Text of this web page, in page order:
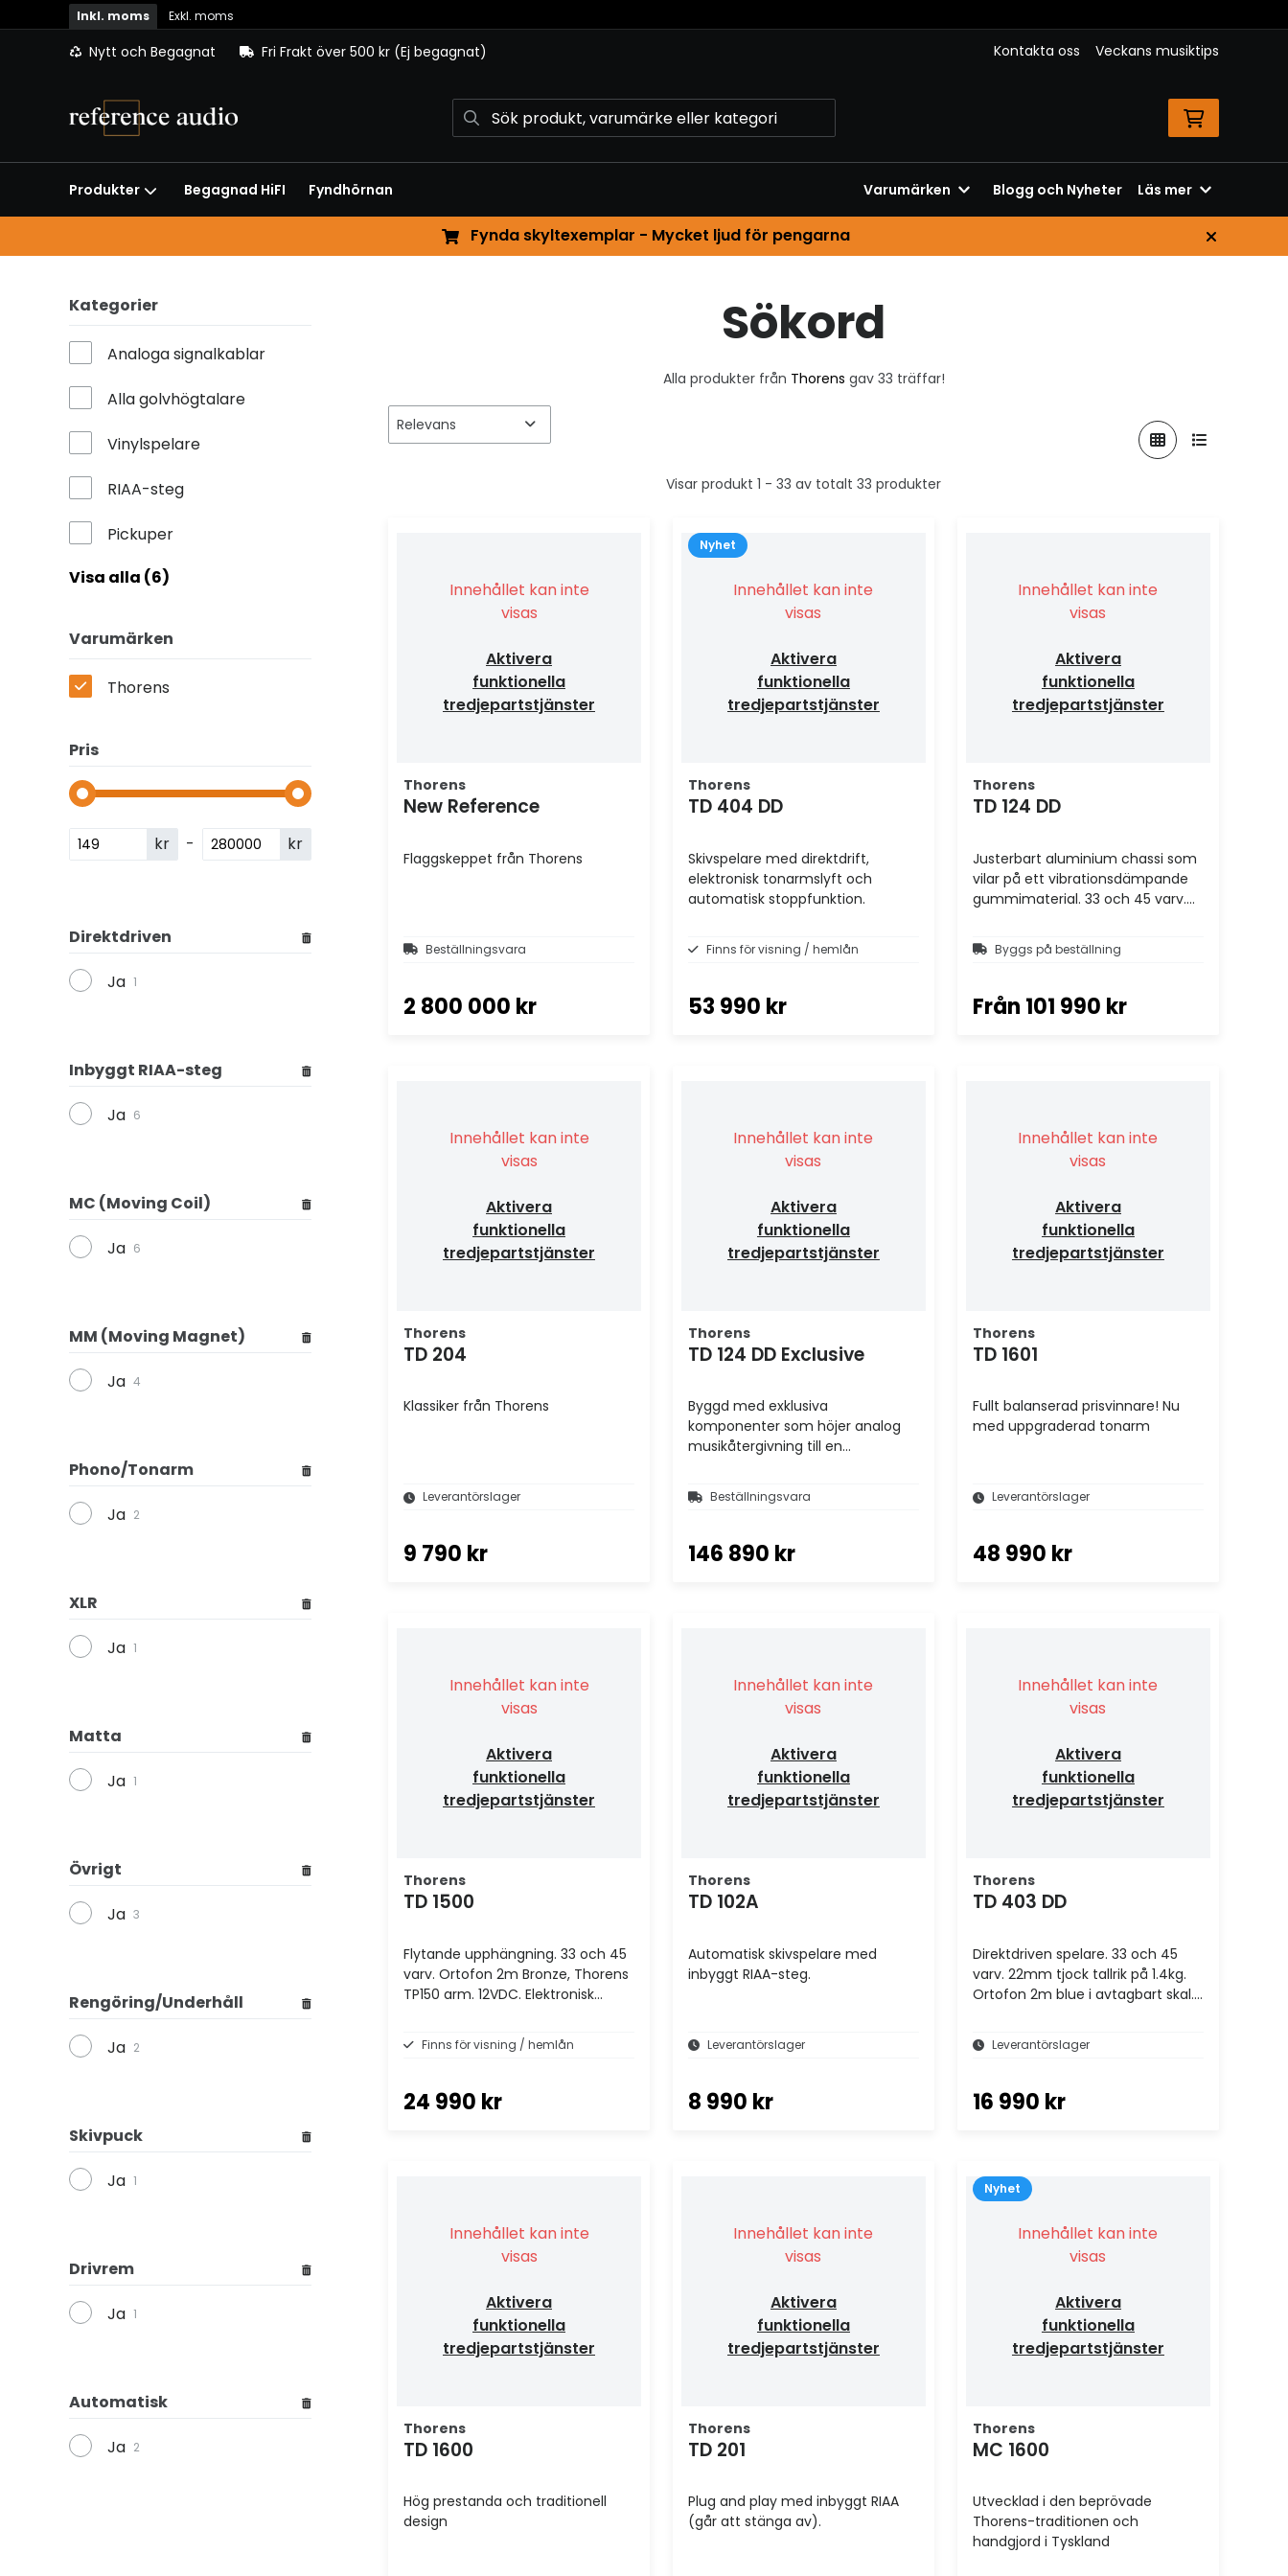
Inkl. moms Exkl. moms
Nytt och Begagnat Fri Frakt över 500 kr (Ej begagnat) Kontakta oss Veckans musiktips
Produkter Begagnad HiFI Fyndhörnan Varumärken Blogg och Nyheter Läs mer
Fynda skyltexemplar - Mycket ljud för pengarna
Kategorier
Analoga signalkablar
Alla golvhögtalare
Vinylspelare
RIAA-steg
Pickuper
Visa alla (6)
Varumärken
Thorens
Pris
kr - kr
Direktdriven
Ja 1
Inbyggt RIAA-steg
Ja 6
MC (Moving Coil)
Ja 6
MM (Moving Magnet)
Ja 4
Phono/Tonarm
Ja 2
XLR
Ja 1
Matta
Ja 1
Övrigt
Ja 3
Rengöring/Underhåll
Ja 2
Skivpuck
Ja 1
Drivrem
Ja 1
Automatisk
Ja 2
Sökord
Alla produkter från Thorens gav 33 träffar!
Visar produkt 1 - 33 av totalt 33 produkter
Innehållet kan inte
visas
Aktivera
funktionella
tredjepartstjänster
Thorens
New Reference
Flaggskeppet från Thorens
Beställningsvara
2 800 000 kr
Nyhet
Innehållet kan inte
visas
Aktivera
funktionella
tredjepartstjänster
Thorens
TD 404 DD
Skivspelare med direktdrift,
elektronisk tonarmslyft och
automatisk stoppfunktion.
Finns för visning / hemlån
53 990 kr
Innehållet kan inte
visas
Aktivera
funktionella
tredjepartstjänster
Thorens
TD 124 DD
Justerbart aluminium chassi som
vilar på ett vibrationsdämpande
gummimaterial. 33 och 45 varv.
ut.
Byggs på beställning
Från 101 990 kr
Innehållet kan inte
visas
Aktivera
funktionella
tredjepartstjänster
Thorens
TD 204
Klassiker från Thorens
Leverantörslager
9 790 kr
Innehållet kan inte
visas
Aktivera
funktionella
tredjepartstjänster
Thorens
TD 124 DD Exclusive
Byggd med exklusiva
komponenter som höjer analog
musikåtergivning till en
Beställningsvara
146 890 kr
Innehållet kan inte
visas
Aktivera
funktionella
tredjepartstjänster
Thorens
TD 1601
Fullt balanserad prisvinnare! Nu
med uppgraderad tonarm
Leverantörslager
48 990 kr
Innehållet kan inte
visas
Aktivera
funktionella
tredjepartstjänster
Thorens
TD 1500
Flytande upphängning. 33 och 45
varv. Ortofon 2m Bronze, Thorens
TP150 arm. 12VDC. Elektronisk
Finns för visning / hemlån
24 990 kr
Innehållet kan inte
visas
Aktivera
funktionella
tredjepartstjänster
Thorens
TD 102A
Automatisk skivspelare med
inbyggt RIAA-steg.
Leverantörslager
8 990 kr
Innehållet kan inte
visas
Aktivera
funktionella
tredjepartstjänster
Thorens
TD 403 DD
Direktdriven spelare. 33 och 45
varv. 22mm tjock tallrik på 1.4kg.
Ortofon 2m blue i avtagbart skal.
Leverantörslager
16 990 kr
Innehållet kan inte
visas
Aktivera
funktionella
tredjepartstjänster
Thorens
TD 1600
Hög prestanda och traditionell
design
Innehållet kan inte
visas
Aktivera
funktionella
tredjepartstjänster
Thorens
TD 201
Plug and play med inbyggt RIAA
(går att stänga av).
Nyhet
Innehållet kan inte
visas
Aktivera
funktionella
tredjepartstjänster
Thorens
MC 1600
Utvecklad i den beprövade
Thorens-traditionen och
handgjord i Tyskland